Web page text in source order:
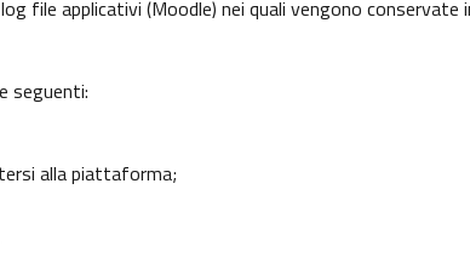
file applicativi (Moodle) nei quali vengono conservate
seguenti:
alla piattaforma;